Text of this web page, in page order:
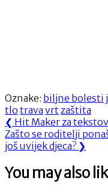
Oznake: biljne bolesti
tlo trava vrt zaštita
Navigacija
objava
❮ Previous
Post:
Hit Maker za
Next
Post:
Zašto se roditelji
još uvijek djeca? ❯
You may also